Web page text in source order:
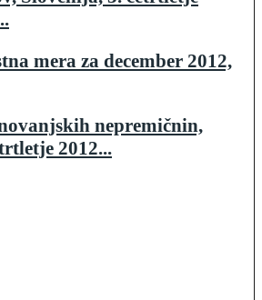
mera za december 2012,
nepremičnin,
2012...